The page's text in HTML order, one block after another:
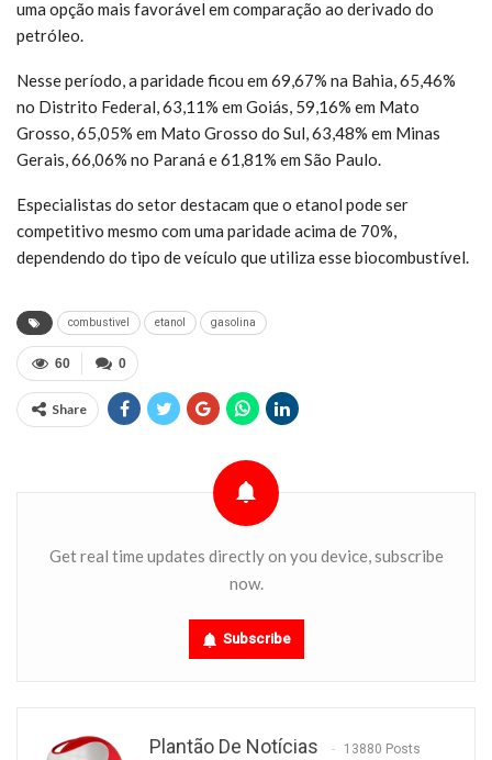
uma opção mais favorável em comparação ao derivado do
petróleo.
Nesse período, a paridade ficou em 69,67% na Bahia, 65,46%
no Distrito Federal, 63,11% em Goiás, 59,16% em Mato
Grosso, 65,05% em Mato Grosso do Sul, 63,48% em Minas
Gerais, 66,06% no Paraná e 61,81% em São Paulo.
Especialistas do setor destacam que o etanol pode ser
competitivo mesmo com uma paridade acima de 70%,
dependendo do tipo de veículo que utiliza esse biocombustível.
combustivel etanol gasolina
0
60
Share
Get real time updates directly on you device, subscribe
now.
Subscribe
Plantão De Notícias 13880 Posts